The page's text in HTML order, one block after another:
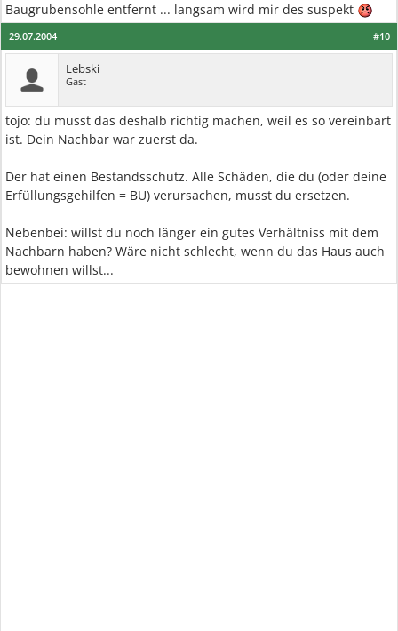
Baugrubensohle entfernt ... langsam wird mir des suspekt
#10
29.07.2004
Lebski
Gast
tojo: du musst das deshalb richtig machen, weil es so vereinbart
ist. Dein Nachbar war zuerst da.
Der hat einen Bestandsschutz. Alle Schäden, die du (oder deine
Erfüllungsgehilfen = BU) verursachen, musst du ersetzen.
Nebenbei: willst du noch länger ein gutes Verhältniss mit dem
Nachbarn haben? Wäre nicht schlecht, wenn du das Haus auch
bewohnen willst...